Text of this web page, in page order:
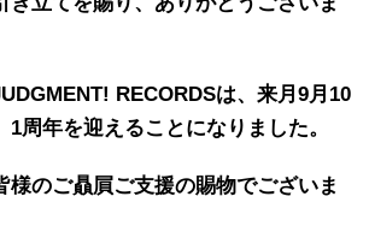
RECORDSは、来月9月10
1周年を迎えることになりました。
様のご贔屓ご支援の賜物でございま